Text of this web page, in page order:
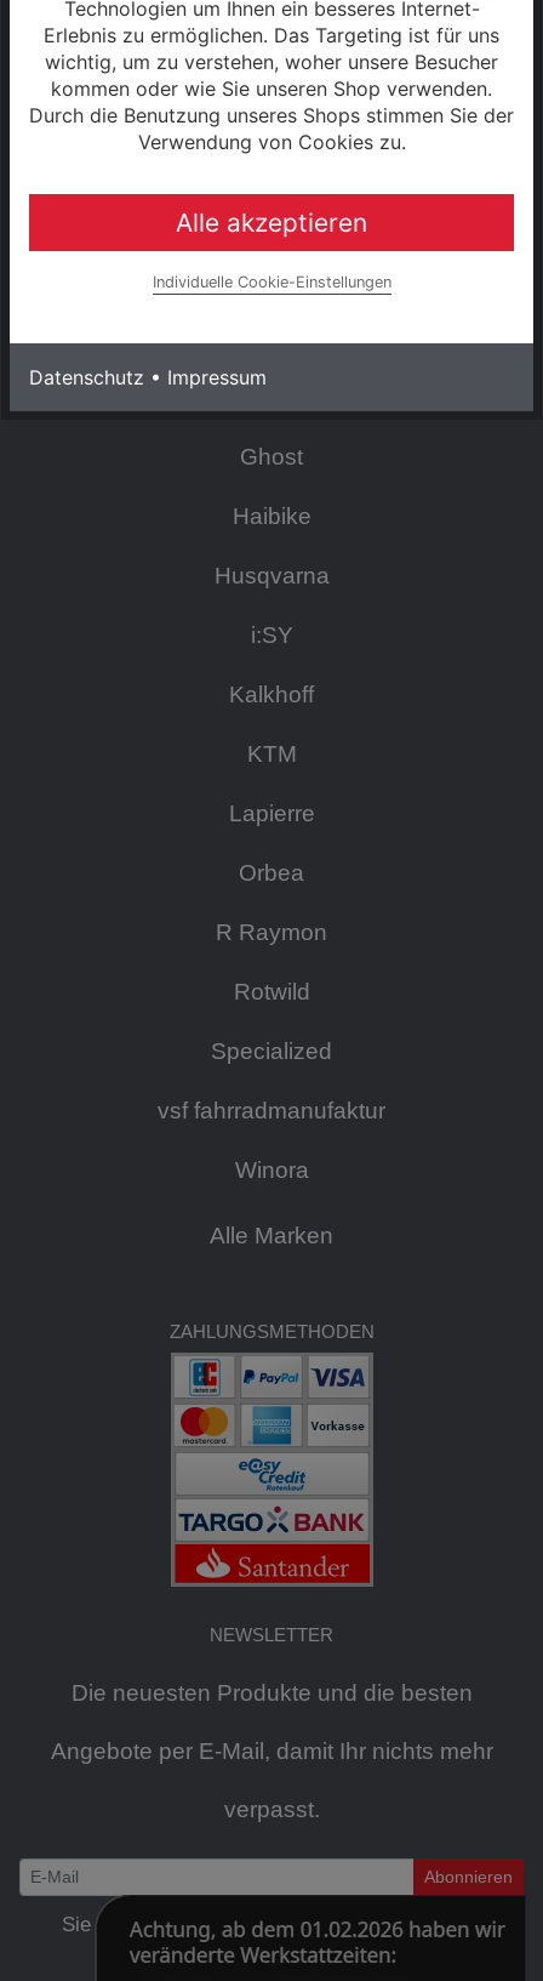
Rahmenrechner
Unternehmen
UNSERE MARKEN
Raleigh
e-bike manufaktur
Ghost
Haibike
Husqvarna
i:SY
Kalkhoff
KTM
Lapierre
Orbea
R Raymon
Rotwild
Specialized
vsf fahrradmanufaktur
Winora
Alle Marken
ZAHLUNGSMETHODEN
NEWSLETTER
Die neuesten Produkte und die besten
Angebote per E-Mail, damit Ihr nichts mehr
verpasst.
Abonnieren
Sie können den Newsletter jederzeit kostenlos
Technologien um Ihnen ein besseres Internet-
Erlebnis zu ermöglichen. Das Targeting ist für uns
wichtig, um zu verstehen, woher unsere Besucher
kommen oder wie Sie unseren Shop verwenden.
Durch die Benutzung unseres Shops stimmen Sie der
Verwendung von Cookies zu.
Alle akzeptieren
Individuelle Cookie-Einstellungen
Datenschutz • Impressum